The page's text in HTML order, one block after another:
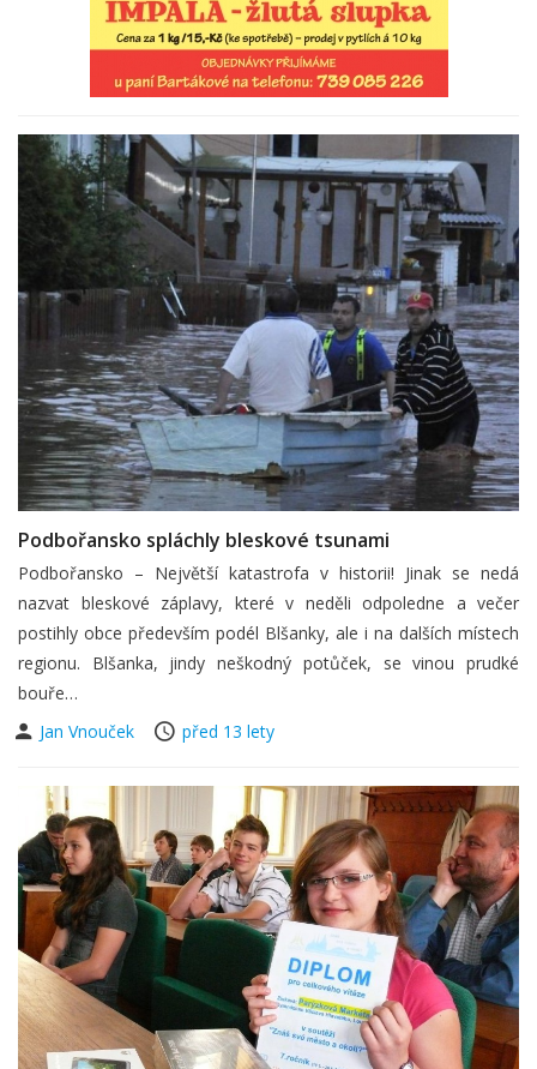
Podbořansko spláchly bleskové tsunami
Podbořansko – Největší katastrofa v historii! Jinak se nedá
nazvat bleskové záplavy, které v neděli odpoledne a večer
postihly obce především podél Blšanky, ale i na dalších místech
regionu. Blšanka, jindy neškodný potůček, se vinou prudké
bouře…
Jan Vnouček
před 13 lety